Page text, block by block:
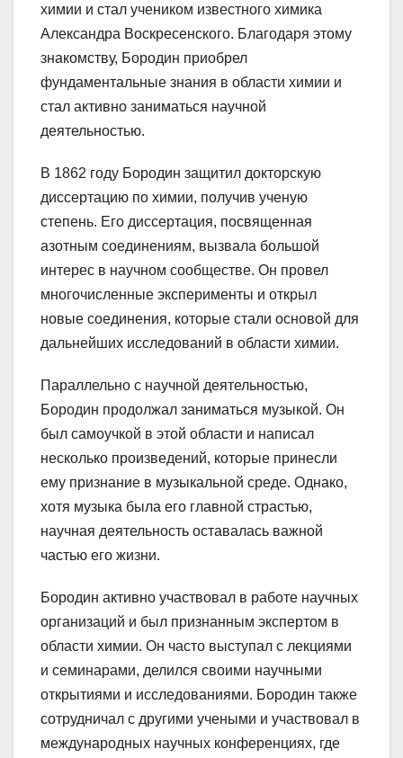
химии и стал учеником известного химика
Александра Воскресенского. Благодаря этому
знакомству, Бородин приобрел
фундаментальные знания в области химии и
стал активно заниматься научной
деятельностью.
В 1862 году Бородин защитил докторскую
диссертацию по химии, получив ученую
степень. Его диссертация, посвященная
азотным соединениям, вызвала большой
интерес в научном сообществе. Он провел
многочисленные эксперименты и открыл
новые соединения, которые стали основой для
дальнейших исследований в области химии.
Параллельно с научной деятельностью,
Бородин продолжал заниматься музыкой. Он
был самоучкой в этой области и написал
несколько произведений, которые принесли
ему признание в музыкальной среде. Однако,
хотя музыка была его главной страстью,
научная деятельность оставалась важной
частью его жизни.
Бородин активно участвовал в работе научных
организаций и был признанным экспертом в
области химии. Он часто выступал с лекциями
и семинарами, делился своими научными
открытиями и исследованиями. Бородин также
сотрудничал с другими учеными и участвовал в
международных научных конференциях, где